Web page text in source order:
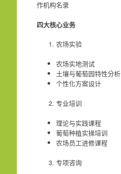
作机构名录
四大核心业务
农场实验
农场实地测试
土壤与葡萄园特性分析
个性化方案设计
专业培训
理论与实践课程
葡萄种植实操培训
农场员工进修课程
专项咨询